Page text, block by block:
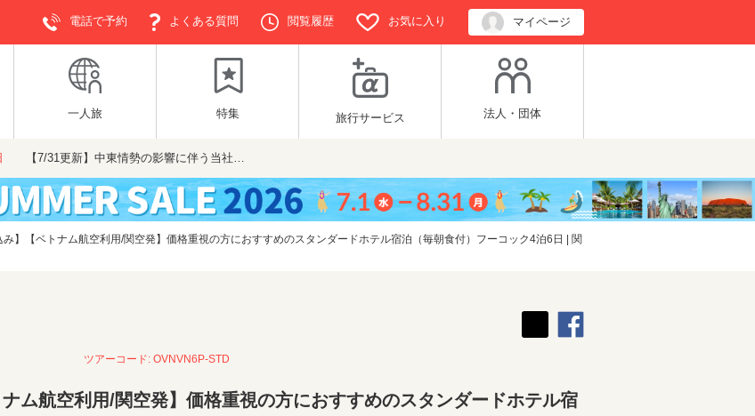
電話で予約 よくある質問 閲覧履歴 お気に入り マイページ
一人旅 特集 旅行サービス 法人・団体
【7/31更新】中東情勢の影響に伴う当社…
み】【ベトナム航空利用/関空発】価格重視の方におすすめのスタンダードホテル宿泊（毎朝食付）フーコック4泊6日 | 関
ツアーコード: OVNVN6P-STD
ム航空利用/関空発】価格重視の方におすすめのスタンダードホテル宿